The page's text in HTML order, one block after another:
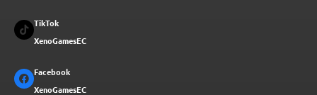
TikTok
XenoGamesEC
Facebook
XenoGamesEC